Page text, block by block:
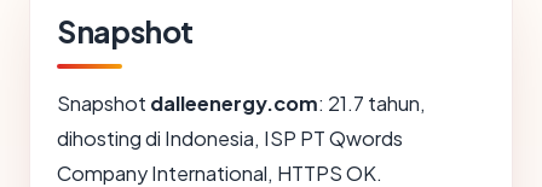
Snapshot
Snapshot dalleenergy.com: 21.7 tahun,
dihosting di Indonesia, ISP PT Qwords
Company International, HTTPS OK.